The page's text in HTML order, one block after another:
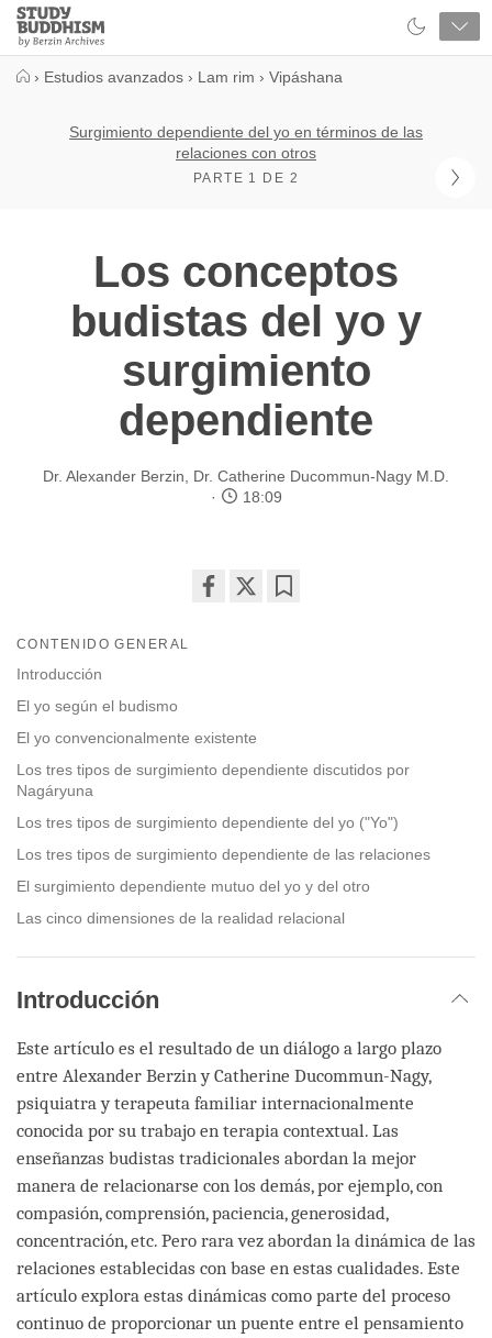
Close
Study
Buddhism
› Estudios avanzados › Lam rim › Vipáshana
Surgimiento dependiente del yo en términos de las
relaciones con otros
PARTE 1 DE 2
Los conceptos
budistas del yo y
surgimiento
dependiente
Dr. Alexander Berzin
Dr. Catherine Ducommun-Nagy M.D.
18:09
CONTENIDO GENERAL
Introducción
El yo según el budismo
El yo convencionalmente existente
Los tres tipos de surgimiento dependiente discutidos por
Nagáryuna
Los tres tipos de surgimiento dependiente del yo ("Yo")
Los tres tipos de surgimiento dependiente de las relaciones
El surgimiento dependiente mutuo del yo y del otro
Las cinco dimensiones de la realidad relacional
Introducción
Este artículo es el resultado de un diálogo a largo plazo
entre Alexander Berzin y Catherine Ducommun-Nagy,
psiquiatra y terapeuta familiar internacionalmente
conocida por su trabajo en terapia contextual. Las
enseñanzas budistas tradicionales abordan la mejor
manera de relacionarse con los demás, por ejemplo, con
compasión, comprensión, paciencia, generosidad,
concentración, etc. Pero rara vez abordan la dinámica de las
relaciones establecidas con base en estas cualidades. Este
artículo explora estas dinámicas como parte del proceso
continuo de proporcionar un puente entre el pensamiento